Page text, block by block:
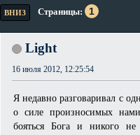
ВНИЗ Страницы 1
Light
16 июля 2012, 12:25:54
Я недавно разговаривал с
о силе произносимых
бояться Бога и никого